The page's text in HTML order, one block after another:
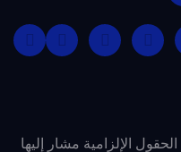
الحقول الإلزامية مشار إليها